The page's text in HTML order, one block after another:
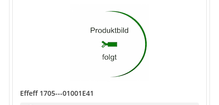
Effeff 1705---01001E41